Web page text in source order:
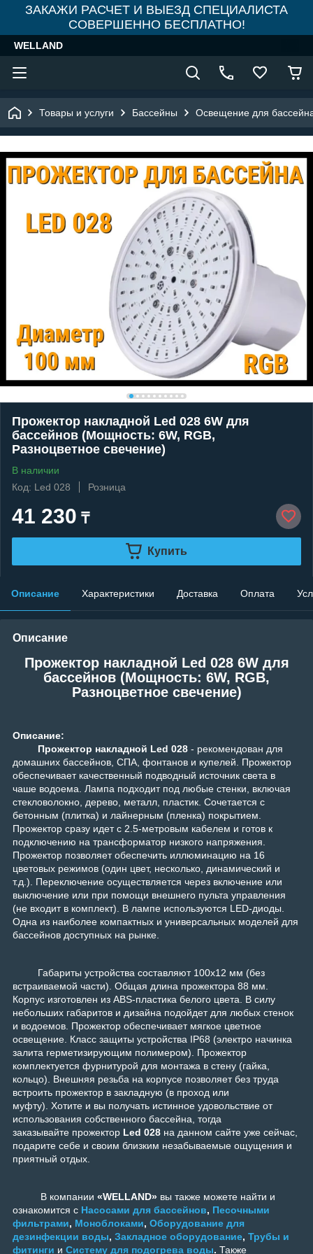
ЗАКАЖИ РАСЧЕТ И ВЫЕЗД СПЕЦИАЛИСТА
СОВЕРШЕННО БЕСПЛАТНО!
WELLAND
Товары и услуги Бассейны Освещение для
Прожектор накладной Led 028 6W для
бассейнов (Мощность: 6W, RGB,
Разноцветное свечение)
В наличии
Код: Led 028
Розница
41 230 ₸
Купить
Описание Характеристики Доставка Оплата
Описание
Прожектор накладной Led 028 6W для
бассейнов (Мощность: 6W, RGB,
Разноцветное свечение)
Описание:
Прожектор накладной Led 028 - рекомендован для
домашних бассейнов, СПА, фонтанов и купелей. Прожектор
обеспечивает качественный подводный источник света в
чаше водоема. Лампа подходит под любые стенки, включая
стекловолокно, дерево, металл, пластик. Сочетается с
бетонным (плитка) и лайнерным (пленка) покрытием.
Прожектор сразу идет с 2.5-метровым кабелем и готов к
подключению на трансформатор низкого напряжения.
Прожектор позволяет обеспечить иллюминацию на 16
цветовых режимов (один цвет, несколько, динамический и
т.д.). Переключение осуществляется через включение или
выключение или при помощи внешнего пульта управления
(не входит в комплект). В лампе используются LED-диоды.
Одна из наиболее компактных и универсальных моделей для
бассейнов доступных на рынке.
Габариты устройства составляют 100x12 мм (без
встраиваемой части). Общая длина прожектора 88 мм.
Корпус изготовлен из ABS-пластика белого цвета. В силу
небольших габаритов и дизайна подойдет для любых стенок
и водоемов. Прожектор обеспечивает мягкое цветное
освещение. Класс защиты устройства IP68 (электро начинка
залита герметизирующим полимером). Прожектор
комплектуется фурнитурой для монтажа в стену (гайка,
кольцо). Внешняя резьба на корпусе позволяет без труда
встроить прожектор в закладную (в проход или
муфту). Хотите и вы получать истинное удовольствие от
использования собственного бассейна, тогда
заказывайте прожектор Led 028 на данном сайте уже сейчас,
подарите себе и своим близким незабываемые ощущения и
приятный отдых.
В компании «WELLAND» вы также можете найти и
ознакомится с Насосами для бассейнов, Песочными
фильтрами, Моноблоками, Оборудование для
дезинфекции воды, Закладное оборудование, Трубы и
фитинги и Систему для подогрева воды. Также